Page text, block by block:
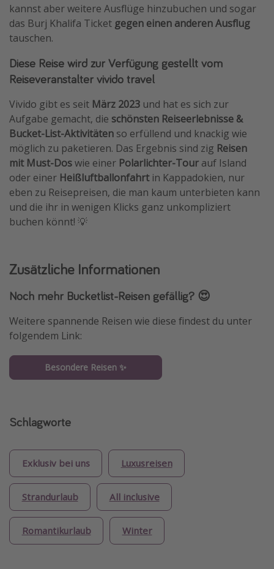
kannst aber weitere Ausflüge hinzubuchen und sogar
das Burj Khalifa Ticket gegen einen anderen Ausflug
tauschen.
Diese Reise wird zur Verfügung gestellt vom
Reiseveranstalter vivido travel
Vivido gibt es seit März 2023 und hat es sich zur
Aufgabe gemacht, die schönsten Reiseerlebnisse &
Bucket-List-Aktivitäten so erfüllend und knackig wie
möglich zu paketieren. Das Ergebnis sind zig Reisen
mit Must-Doswie einer Polarlichter-Tour auf Island
oder einer Heißluftballonfahrtin Kappadokien, nur
eben zu Reisepreisen, die man kaum unterbieten kann
und die ihr in wenigen Klicks ganz unkompliziert
buchen könnt! 💡
Zusätzliche Informationen
Noch mehr Bucketlist-Reisen gefällig? 😍
Weitere spannende Reisen wie diese findest du unter
folgendem Link:
Besondere Reisen ✨
Schlagworte
Exklusiv bei uns Luxusreisen
Strandurlaub All inclusive
Romantikurlaub Winter